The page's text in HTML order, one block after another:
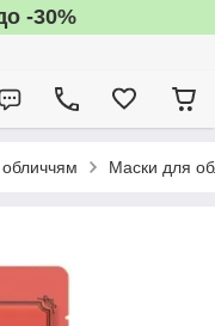
-30%
Маски для